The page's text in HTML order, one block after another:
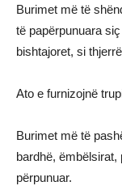
Burimet më të
të papërpunuara
bishtajoret, si
Ato e furnizojnë
Burimet më të
bardhë, ëmbëlsirat,
përpunuar.